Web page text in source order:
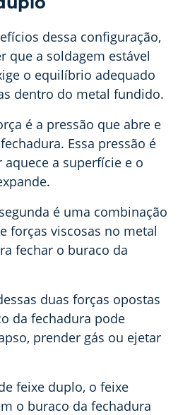
dessa configuração,
que a soldagem estável
o equilíbrio adequado
dentro do metal fundido.
é a pressão que abre e
Essa pressão é
a superfície e o
é uma combinação
forças viscosas no metal
fechar o buraco da
duas forças opostas
da fechadura pode
prender gás ou ejetar
feixe duplo, o feixe
o buraco da fechadura